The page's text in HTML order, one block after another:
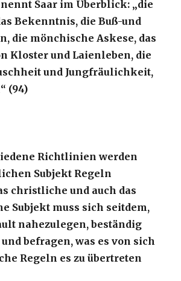
Saar im Überblick: „die
Bekenntnis, die Buß-und
die mönchische Askese, das
Kloster und Laienleben, die
und Jungfräulichkeit,
(94)
Richtlinien werden
Subjekt Regeln
christliche und auch das
Subjekt muss sich seitdem,
nahezulegen, beständig
befragen, was es von sich
Regeln es zu übertreten